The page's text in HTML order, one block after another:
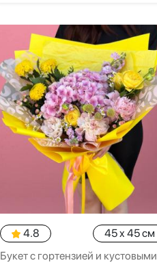
4.8
45 x 45 см
Букет с гортензией и кустовыми